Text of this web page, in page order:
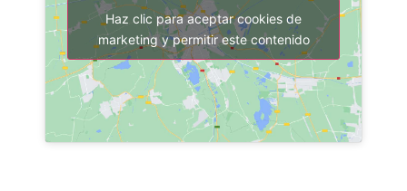
Haz clic para aceptar cookies de
marketing y permitir este contenido